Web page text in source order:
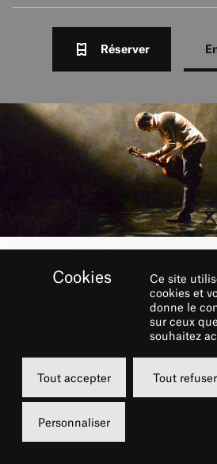
Réserver
RÉSERVER
08 mars 2023
20h00
Grande Salle
de 5 à 52 €
Ce site
cookies et
donne le
sur ceux
souhaitez
Tout accepter Tout refuser
Personnaliser